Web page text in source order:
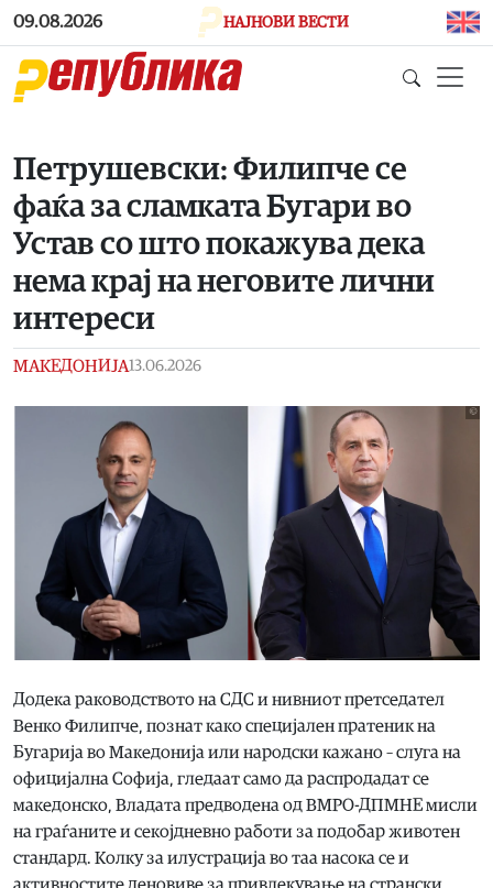
Skip to main content
09.08.2026 НАЈНОВИ ВЕСТИ
Петрушевски: Филипче се
фаќа за сламката Бугари во
Устав со што покажува дека
нема крај на неговите лични
интереси
МАКЕДОНИЈА13.06.2026
Додека раководството на СДС и нивниот претседател
Венко Филипче, познат како специјален пратеник на
Бугарија во Македонија или народски кажано – слуга на
официјална Софија, гледаат само да распродадат се
македонско, Владата предводена од ВМРО-ДПМНЕ мисли
на граѓаните и секојдневно работи за подобар животен
стандард. Колку за илустрација во таа насока се и